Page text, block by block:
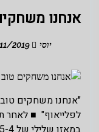
אנחנו
יוסי
"אנחנו משחקים
לפלייאוף" ■